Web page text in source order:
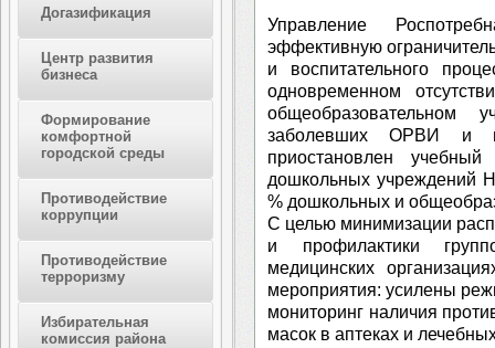
Догазификация
Центр развития
бизнеса
Формирование
комфортной
городской среды
Противодействие
коррупции
Противодействие
терроризму
Избирательная
комиссия района
Управление
эффективную
и воспитательного
одновременном
заболевших ОРВИ и
приостановлен
дошкольных учреждений
% дошкольных и
С целью минимизации
и профилактики
медицинских
мероприятия: усилены
мониторинг наличия
масок в аптеках и